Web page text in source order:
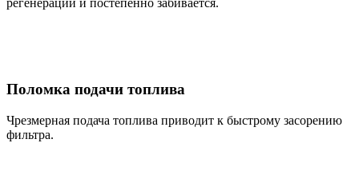
Поломка подачи топлива
Чрезмерная подача топлива приводит к быстрому засорению
фильтра.